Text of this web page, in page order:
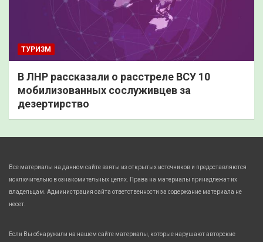
ТУРИЗМ
В ЛНР рассказали о расстреле ВСУ 10
мобилизованных сослуживцев за
дезертирство
Все материалы на данном сайте взяты из открытых источников и предоставляются
исключительно в ознакомительных целях. Права на материалы принадлежат их
владельцам. Администрация сайта ответственности за содержание материала не
несет.
Если Вы обнаружили на нашем сайте материалы, которые нарушают авторские